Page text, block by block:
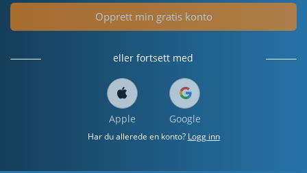
Opprett min gratis konto
eller fortsett med
Apple Google
Har du allerede en konto? Logg inn